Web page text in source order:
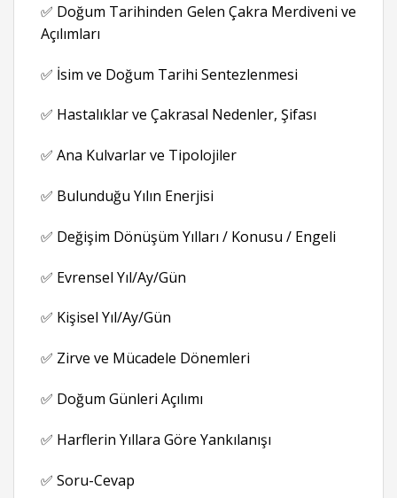
✅ Doğum Tarihinden Gelen Çakra Merdiveni ve
Açılımları
✅ İsim ve Doğum Tarihi Sentezlenmesi
✅ Hastalıklar ve Çakrasal Nedenler, Şifası
✅ Ana Kulvarlar ve Tipolojiler
✅ Bulunduğu Yılın Enerjisi
✅ Değişim Dönüşüm Yılları / Konusu / Engeli
✅ Evrensel Yıl/Ay/Gün
✅ Kişisel Yıl/Ay/Gün
✅ Zirve ve Mücadele Dönemleri
✅ Doğum Günleri Açılımı
✅ Harflerin Yıllara Göre Yankılanışı
✅ Soru-Cevap